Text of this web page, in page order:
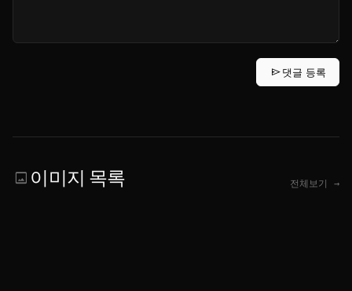
send댓글 등록
image 이미지 목록 전체보기 →